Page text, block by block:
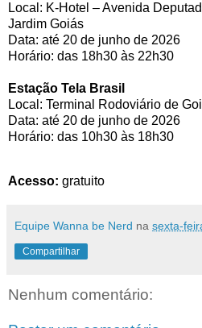
Local: K-Hotel – Avenida
Jardim Goiás
Data: até 20 de junho de 2026
Horário: das 18h30 às 22h30
Estação Tela Brasil
Local: Terminal Rodoviário de
Data: até 20 de junho de 2026
Horário: das 10h30 às 18h30
Acesso: gratuito
Equipe Wanna be Nerd na sexta-
Compartilhar
Nenhum comentário: